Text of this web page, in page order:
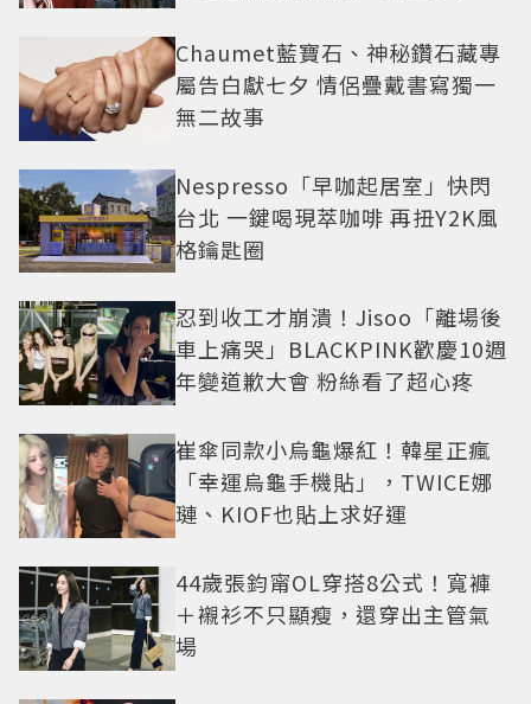
Chaumet藍寶石、神秘鑽石藏專
屬告白獻七夕 情侶疊戴書寫獨一
無二故事
Nespresso「早咖起居室」快閃
台北 一鍵喝現萃咖啡 再扭Y2K風
格鑰匙圈
忍到收工才崩潰！Jisoo「離場後
車上痛哭」BLACKPINK歡慶10週
年變道歉大會 粉絲看了超心疼
崔傘同款小烏龜爆紅！韓星正瘋
「幸運烏龜手機貼」，TWICE娜
璉、KIOF也貼上求好運
44歲張鈞甯OL穿搭8公式！寬褲
＋襯衫不只顯瘦，還穿出主管氣
場